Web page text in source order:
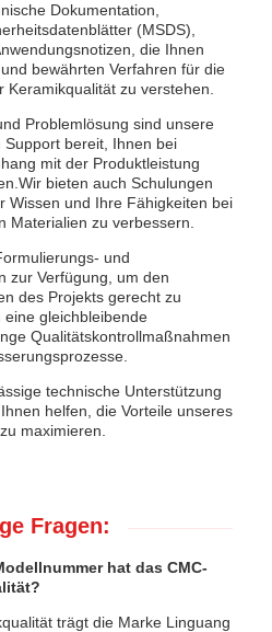
Dokumentation,
(MSDS),
die Ihnen
bewährten Verfahren für die
zu verstehen.
Problemlösung sind unsere
bereit, Ihnen bei
mit der Produktleistung
bieten auch Schulungen
Wissen und Ihre Fähigkeiten bei
Materialien zu verbessern.
und
zur Verfügung, um den
des Projekts gerecht zu
gleichbleibende
Qualitätskontrollmaßnahmen
technische Unterstützung
helfen, die Vorteile unseres
maximieren.
Fragen:
hat das CMC-
trägt die Marke Linguang